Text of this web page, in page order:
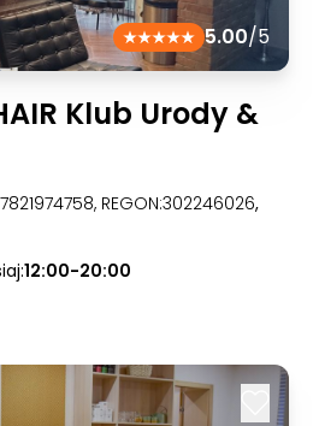
5.00/5
Klub Urody &
REGON:302246026,
12:00-20:00